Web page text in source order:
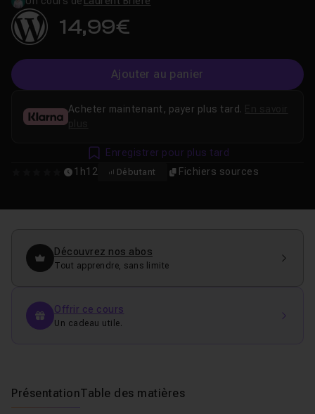
14,99€
Ajouter au panier
1h12 Débutant Fichiers sources
Acheter maintenant, payer plus tard.
plus
Enregistrer pour plus tard
Découvrez nos abos
Tout apprendre, sans limite
Offrir ce cours
Un cadeau utile.
PrésentationTable des matières